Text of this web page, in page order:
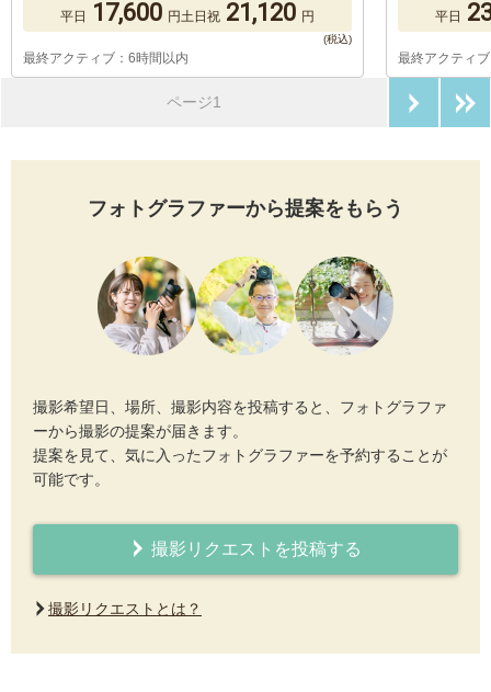
平日 17,600 円土日祝 21,120 円
最終アクティブ：6時間以内
平日
最終アクティ
ページ1
フォトグラファーから提案をもらう
撮影希望日、場所、撮影内容を投稿すると、フォトグラファ
ーから撮影の提案が届きます。
提案を見て、気に入ったフォトグラファーを予約することが
可能です。
撮影リクエストを投稿する
撮影リクエストとは？